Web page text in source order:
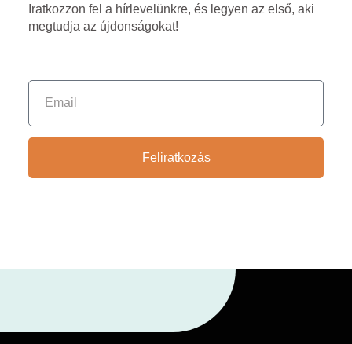
Iratkozzon fel a hírlevelünkre, és legyen az első, aki
megtudja az újdonságokat!
Feliratkozás